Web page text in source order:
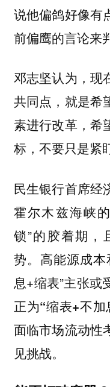
说他偏鸽好像有
前偏鹰的言论来
邓志坚认为，现
共同点， 就是希
素进行改革，希
标，不要只是紧
民生银行首席经
霍尔木兹海峡
锁”的胶着期，
势。高能源成
息+缩表”主张或
正为“缩表+不
面临市场流动性
见挑战。